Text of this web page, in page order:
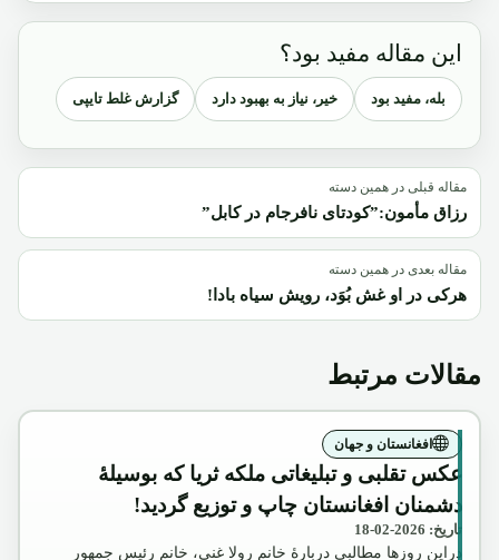
این مقاله مفید بود؟
بله، مفید بود خیر، نیاز به بهبود دارد گزارش غلط تایپی
مقاله قبلی در همین دسته
رزاق مأمون:”کودتای نافرجام در کابل”
مقاله بعدی در همین دسته
هرکی در او غش بُوَد، رویش سیاه بادا!
مقالات مرتبط
افغانستان و جهان
عکس تقلبی و تبلیغاتی ملکه ثریا که بوسیلۀ
دشمنان افغانستان چاپ و توزیع گردید!
تاریخ: 2026-02-18
دراین روزها مطالبی دربارۀ خانم رولا غنی، خانم رئیس جمهور